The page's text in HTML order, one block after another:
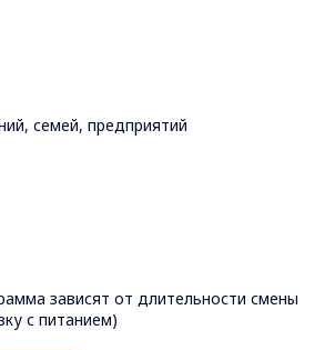
семей, предприятий
зависят от длительности смены
с питанием)